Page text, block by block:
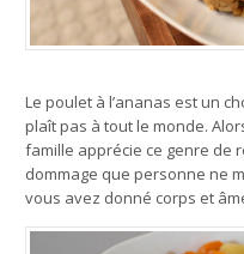
Le poulet à l’ananas est un
plaît pas à tout le monde.
famille apprécie ce genre de
dommage que personne ne
vous avez donné corps et